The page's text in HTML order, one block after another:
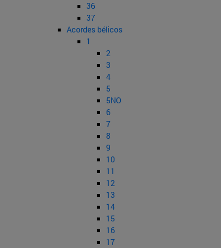
36
37
Acordes bélicos
1
2
3
4
5
5NO
6
7
8
9
10
11
12
13
14
15
16
17